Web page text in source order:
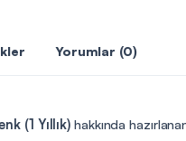
Yorumlar (0)
(1 Yıllık) hakkında